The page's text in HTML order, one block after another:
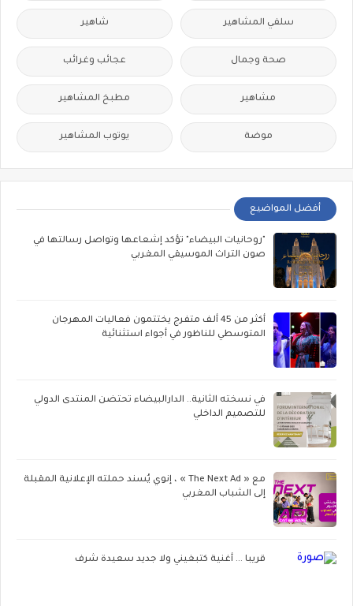
سلفي المشاهير شاهير
صحة وجمال عجائب وغرائب
مشاهير مطبخ المشاهير
موضة يوتوب المشاهير
أفضل المواضيع
"روحانيات البيضاء" تؤكد إشعاعها وتواصل رسالتها في
صون التراث الموسيقي المغربي
أكثر من 45 ألف متفرج يختتمون فعاليات المهرجان
المتوسطي للناظور في أجواء استثنائية
في نسخته الثانية.. الدارالبيضاء تحتضن المنتدى الدولي
للتصميم الداخلي
مع « The Next Ad » ، إنوي يُسند حملته الإعلانية المقبلة
إلى الشباب المغربي
قريبا ... أغنية كتبغيني ولا جديد سعيدة شرف